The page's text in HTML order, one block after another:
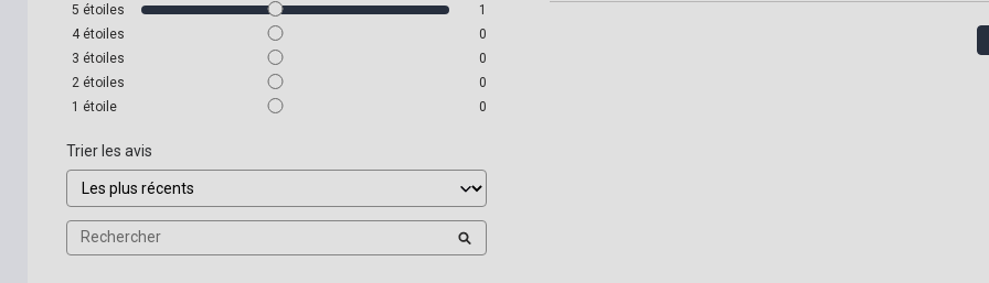
5 étoiles
1
4 étoiles
0
3 étoiles
0
2 étoiles
0
1 étoile 0
Trier les avis